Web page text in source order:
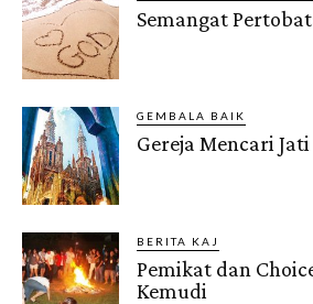
Semangat
GEMBALA BAIK
Gereja Mencari
BERITA KAJ
Pemikat dan
Kemudi